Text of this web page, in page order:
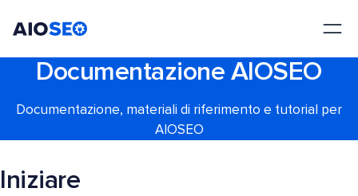
Documentazione AIOSEO
Documentazione, materiali di riferimento e tutorial per
AIOSEO
Iniziare